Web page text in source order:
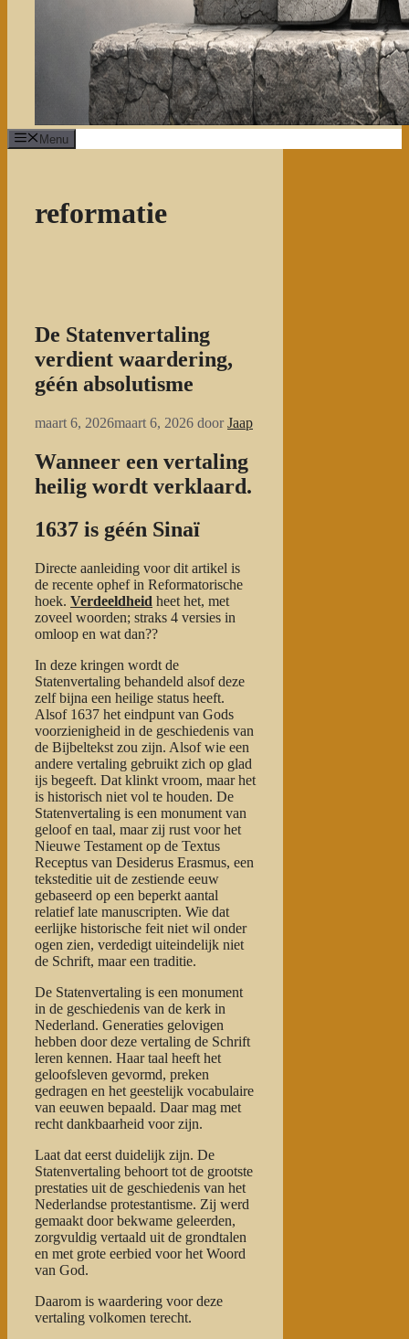
Menu
reformatie
De Statenvertaling
verdient waardering,
géén absolutisme
maart 6, 2026maart 6, 2026 doorJaap
Wanneer een vertaling
heilig wordt verklaard.
1637 is géén Sinaï
Directe aanleiding voor dit artikel is
de recente ophef in Reformatorische
hoek. Verdeeldheid heet het, met
zoveel woorden; straks 4 versies in
omloop en wat dan??
In deze kringen wordt de
Statenvertaling behandeld alsof deze
zelf bijna een heilige status heeft.
Alsof 1637 het eindpunt van Gods
voorzienigheid in de geschiedenis van
de Bijbeltekst zou zijn. Alsof wie een
andere vertaling gebruikt zich op glad
ijs begeeft. Dat klinkt vroom, maar het
is historisch niet vol te houden. De
Statenvertaling is een monument van
geloof en taal, maar zij rust voor het
Nieuwe Testament op de Textus
Receptus van Desiderus Erasmus, een
teksteditie uit de zestiende eeuw
gebaseerd op een beperkt aantal
relatief late manuscripten. Wie dat
eerlijke historische feit niet wil onder
ogen zien, verdedigt uiteindelijk niet
de Schrift, maar een traditie.
De Statenvertaling is een monument
in de geschiedenis van de kerk in
Nederland. Generaties gelovigen
hebben door deze vertaling de Schrift
leren kennen. Haar taal heeft het
geloofsleven gevormd, preken
gedragen en het geestelijk vocabulaire
van eeuwen bepaald. Daar mag met
recht dankbaarheid voor zijn.
Laat dat eerst duidelijk zijn. De
Statenvertaling behoort tot de grootste
prestaties uit de geschiedenis van het
Nederlandse protestantisme. Zij werd
gemaakt door bekwame geleerden,
zorgvuldig vertaald uit de grondtalen
en met grote eerbied voor het Woord
van God.
Daarom is waardering voor deze
vertaling volkomen terecht.